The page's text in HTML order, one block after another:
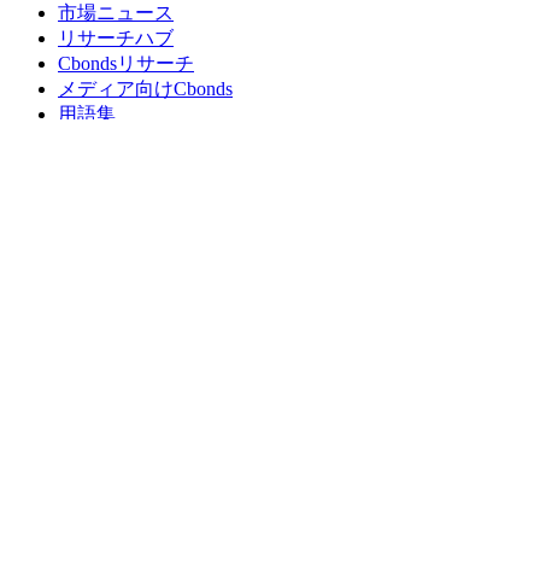
市場ニュース
リサーチハブ
Cbondsリサーチ
メディア向けCbonds
用語集